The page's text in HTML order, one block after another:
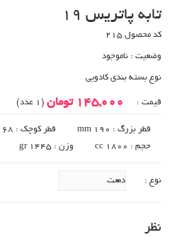
تابه پاتریس 19
کد محصول 215
وضعیت : ناموجود
نوع بسته بندی کادویی
قیمت : 145,000 تومان (1 عدد)
قطر بزرگ : mm 190 قطر کوچک : mm 168
حجم : cc 1800
وزن : gr 1445
نوع :
نظر